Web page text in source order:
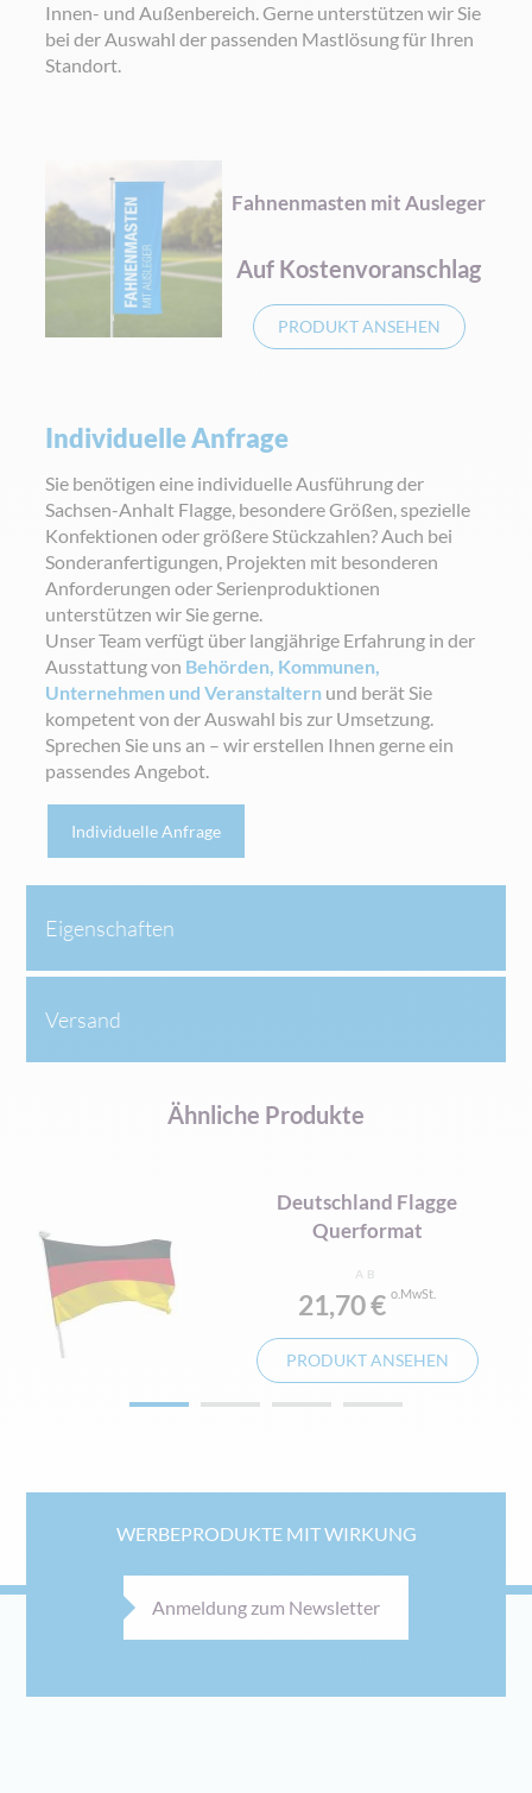
Innen- und Außenbereich. Gerne unterstützen wir Sie
bei der Auswahl der passenden Mastlösung für Ihren
Standort.
Fahnenmasten mit Ausleger
Auf Kostenvoranschlag
PRODUKT ANSEHEN
Individuelle Anfrage
Sie benötigen eine individuelle Ausführung der
Sachsen-Anhalt Flagge, besondere Größen, spezielle
Konfektionen oder größere Stückzahlen? Auch bei
Sonderanfertigungen, Projekten mit besonderen
Anforderungen oder Serienproduktionen
unterstützen wir Sie gerne.
Unser Team verfügt über langjährige Erfahrung in der
Ausstattung von Behörden, Kommunen,
Unternehmen und Veranstaltern und berät Sie
kompetent von der Auswahl bis zur Umsetzung.
Sprechen Sie uns an – wir erstellen Ihnen gerne ein
passendes Angebot.
Individuelle Anfrage
Eigenschaften
Versand
Ähnliche Produkte
Deutschland Flagge
Querformat
AB
21,70 €
PRODUKT ANSEHEN
WERBEPRODUKTE MIT WIRKUNG
Anmeldung zum Newsletter